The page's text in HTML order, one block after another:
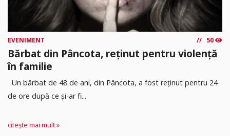
EVENIMENT 50
Bărbat din Pâncota, reținut pentru violență
în familie
Un bărbat de 48 de ani, din Pâncota, a fost reținut pentru 24
de ore după ce și-ar fi...
citește mai mult »